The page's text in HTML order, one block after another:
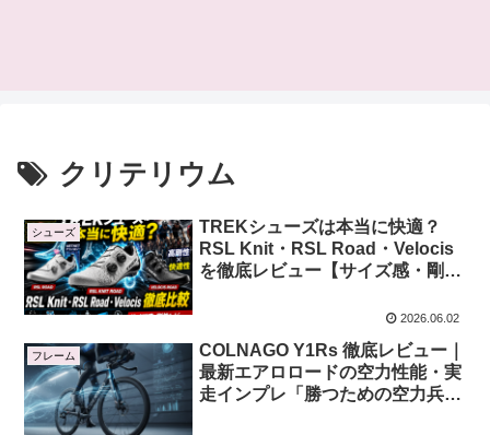
クリテリウム
シューズ
TREKシューズは本当に快適？
RSL Knit・RSL Road・Velocis
を徹底レビュー【サイズ感・剛性
2026.06.02
フレーム
COLNAGO Y1Rs 徹底レビュー｜
最新エアロロードの空力性能・実
走インプレ「勝つための空力兵